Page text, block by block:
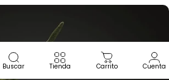
Buscar Tienda Carrito Cuenta